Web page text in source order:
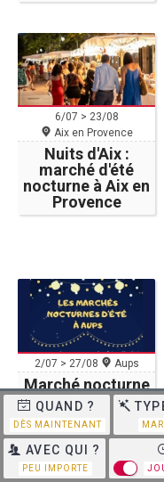
QUAND ?
DÈS MAINTENANT
AVEC QUI ?
PEU IMPORTE
6/07 > 23/08
Aix en Provence
Nuits d'Aix :
marché d'été
nocturne à Aix en
Provence
2/07 > 27/08 Aups
Marché nocturne
du jeudi à Aups